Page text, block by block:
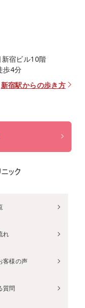
宿ビル10階
歩4分
新宿駅からの歩き方
れ
客様の声
質問